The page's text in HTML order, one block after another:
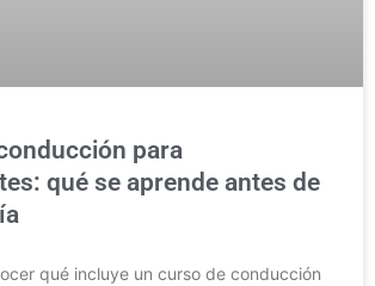
para
qué se aprende antes de
qué incluye un curso de conducción